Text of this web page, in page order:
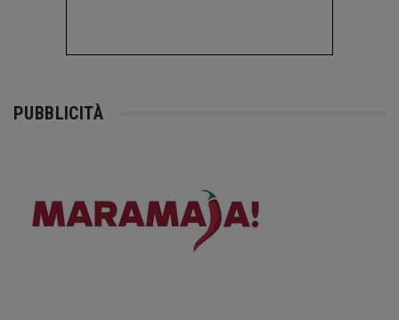
PUBBLICITÀ